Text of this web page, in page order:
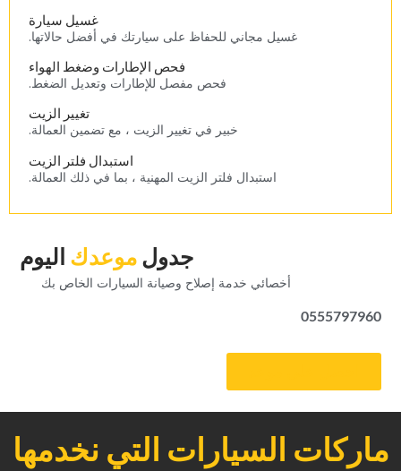
غسيل سيارة
‏غسيل مجاني للحفاظ على سيارتك في أفضل حالاتها.‏
‏فحص الإطارات وضغط الهواء‏
‏فحص مفصل للإطارات وتعديل الضغط.‏
‏تغيير الزيت‏
‏خبير في تغيير الزيت ، مع تضمين العمالة.‏
‏استبدال فلتر الزيت‏
‏استبدال فلتر الزيت المهنية ، بما في ذلك العمالة.‏
‏جدول‏‏موعدك‏ ‏اليوم‏
‏أخصائي خدمة إصلاح وصيانة السيارات الخاص بك‏
0555797960
ماركات السيارات التي نخدمها